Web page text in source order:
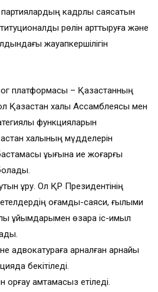
кадрлық саясатын
рөлін арттыруға және
жауапкершілігін
платформасы – Қазақстанның
Қазақстан халқы Ассамблеясы мен
функцияларын
халқының мүдделерін
құқығына ие жоғарғы
құру. Ол ҚР Президентінің
қоғамдық-саяси, ғылыми
ұйымдарымен өзара іс-қимыл
адвокатураға арналған арнайы
бекітіледі.
қорғау қамтамасыз етіледі.